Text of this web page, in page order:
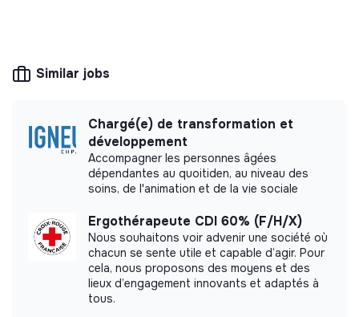
· Impulser et animer la collaboration avec les sociétés
savantes pour le développement de revues communes
· S’impliquer dans les actions portées par Cochrane
France s’inscrivant dans le cadre des priorités
nationales de santé publique.
4. Production et méthodologie de la recherche
· Concevoir et réaliser des revues systématiques et
méta-analyses, dans le respect des standards
méthodologiques internationaux de Cochrane.
· Contribuer aux travaux de recherche méthodologique
de Cochrane France.
Website
Between 15 and 50
Health
Impact study
CRESS did not yet communicate its impact
measurement.
Similar jobs
Chargé(e) de transformation et
développement
Accompagner les personnes âgées
dépendantes au quoitiden, au niveau des
soins, de l'animation et de la vie sociale
Ergothérapeute CDI 60% (F/H/X)
Nous souhaitons voir advenir une société où
chacun se sente utile et capable d’agir. Pour
cela, nous proposons des moyens et des
lieux d’engagement innovants et adaptés à
tous.